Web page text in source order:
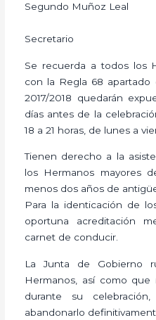
Segundo Muñoz Leal
Secretario
Se recuerda a todos los
con la Regla 68 apartado
2017/2018 quedarán
días antes de la
18 a 21 horas, de lunes a
Tienen derecho a la
los Hermanos mayores
menos dos años de
Para la identicación de
oportuna acreditación
carnet de conducir.
La Junta de Gobierno
Hermanos, así como
durante su
abandonarlo